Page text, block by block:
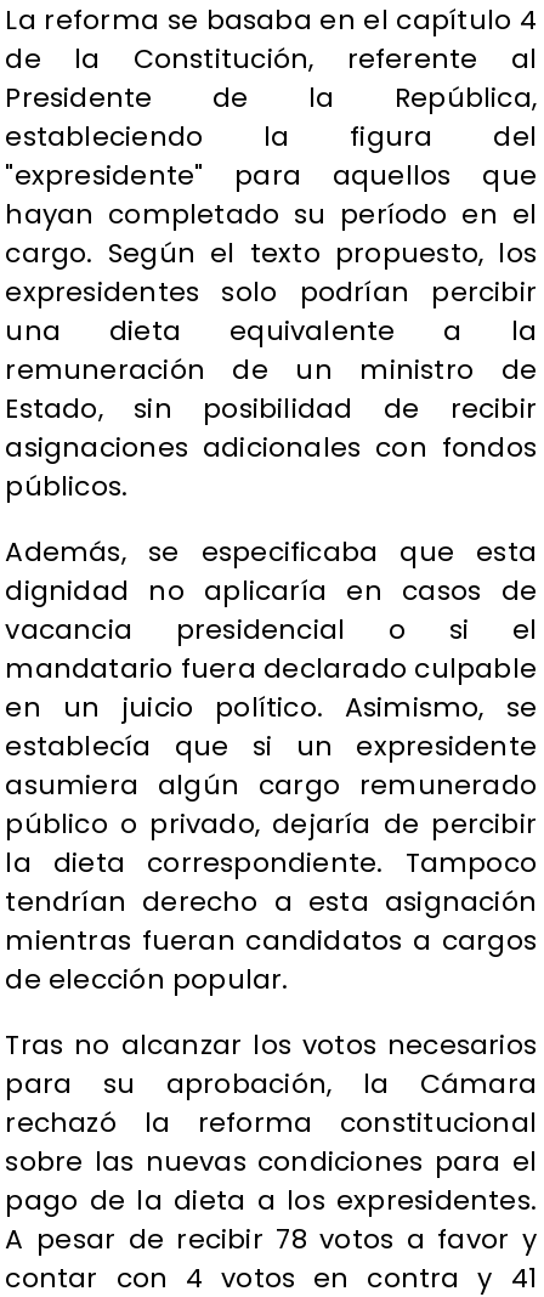
La reforma se basaba en el capítulo 4
de la Constitución, referente al
Presidente de la República,
estableciendo la figura del
"expresidente" para aquellos que
hayan completado su período en el
cargo. Según el texto propuesto, los
expresidentes solo podrían percibir
una dieta equivalente a la
remuneración de un ministro de
Estado, sin posibilidad de recibir
asignaciones adicionales con fondos
públicos.
Además, se especificaba que esta
dignidad no aplicaría en casos de
vacancia presidencial o si el
mandatario fuera declarado culpable
en un juicio político. Asimismo, se
establecía que si un expresidente
asumiera algún cargo remunerado
público o privado, dejaría de percibir
la dieta correspondiente. Tampoco
tendrían derecho a esta asignación
mientras fueran candidatos a cargos
de elección popular.
Tras no alcanzar los votos necesarios
para su aprobación, la Cámara
rechazó la reforma constitucional
sobre las nuevas condiciones para el
pago de la dieta a los expresidentes.
A pesar de recibir 78 votos a favor y
contar con 4 votos en contra y 41